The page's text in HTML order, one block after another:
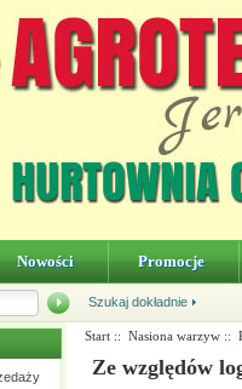
Nowości Promocje
Szukaj dokładnie
Start:: Nasiona warzyw::
Ze względów